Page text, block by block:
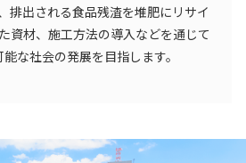
排出される食品残渣を堆肥にリサイ
資材、施工方法の導入などを通じて
な社会の発展を目指します。